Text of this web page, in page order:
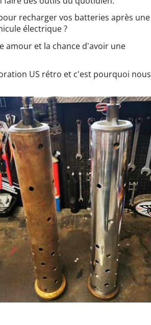
recharger vos batteries après une
électrique ?
amour et la chance d'avoir une
US rétro et c'est pourquoi nous